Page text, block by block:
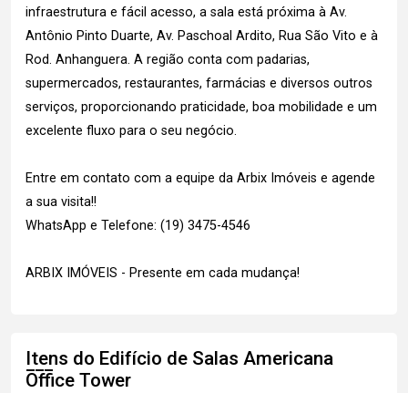
infraestrutura e fácil acesso, a sala está próxima à Av.
Antônio Pinto Duarte, Av. Paschoal Ardito, Rua São Vito e à
Rod. Anhanguera. A região conta com padarias,
supermercados, restaurantes, farmácias e diversos outros
serviços, proporcionando praticidade, boa mobilidade e um
excelente fluxo para o seu negócio.
Entre em contato com a equipe da Arbix Imóveis e agende
a sua visita!!
WhatsApp e Telefone: (19) 3475-4546
ARBIX IMÓVEIS - Presente em cada mudança!
Itens do Edifício de Salas Americana
Office Tower